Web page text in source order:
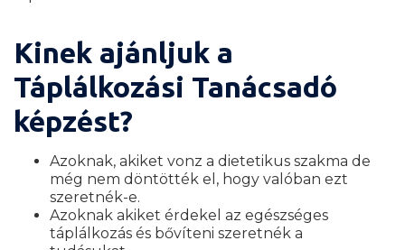
Kinek ajánljuk a
Táplálkozási Tanácsadó
képzést?
Azoknak, akiket vonz a dietetikus szakma de
még nem döntötték el, hogy valóban ezt
szeretnék-e.
Azoknak akiket érdekel az egészséges
táplálkozás és bővíteni szeretnék a